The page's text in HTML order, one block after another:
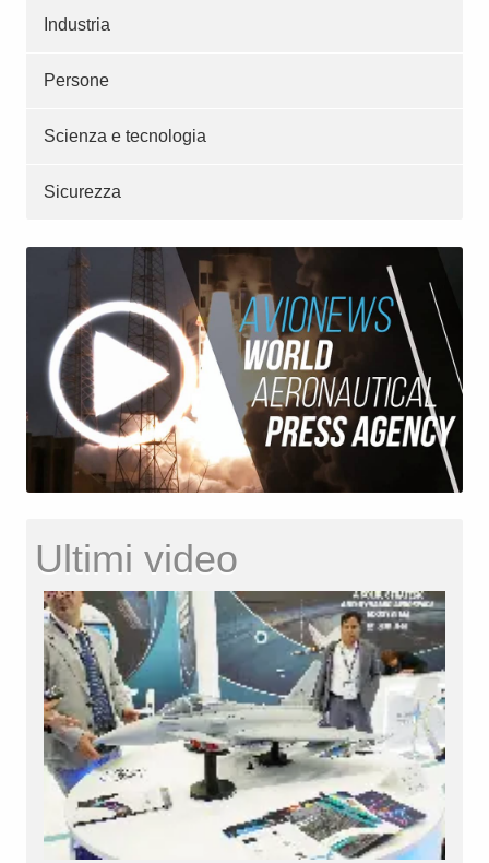
Industria
Persone
Scienza e tecnologia
Sicurezza
Ultimi video